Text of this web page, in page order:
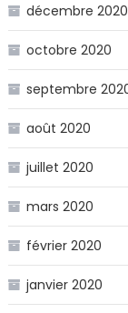
décembre 2020
octobre 2020
septembre
août 2020
juillet 2020
mars 2020
février 2020
janvier 2020